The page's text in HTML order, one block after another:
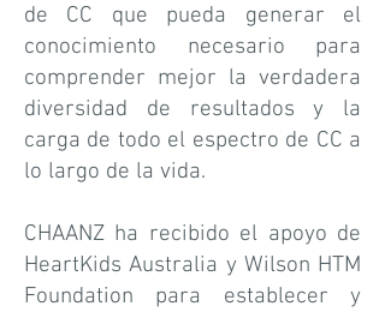
de CC que pueda generar el
conocimiento necesario para
comprender mejor la verdadera
diversidad de resultados y la
carga de todo el espectro de CC a
lo largo de la vida.
CHAANZ ha recibido el apoyo de
HeartKids Australia y Wilson HTM
Foundation para establecer y